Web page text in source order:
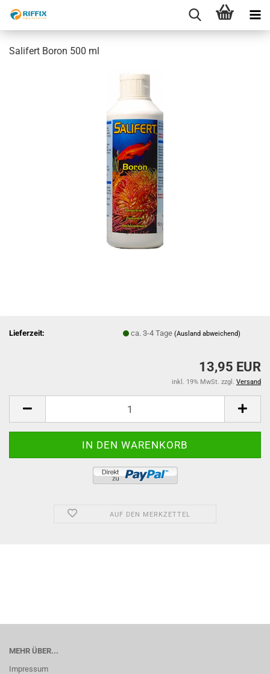
Salifert Boron 500 ml
Lieferzeit: ca. 3-4 Tage(Ausland abweichend)
13,95 EUR
inkl. 19% MwSt. zzgl. Versand
AUF DEN MERKZETTEL
MEHR ÜBER...
Impressum